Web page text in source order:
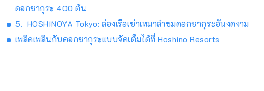
ดอกซากุระ 400 ต้น
5. HOSHINOYA Tokyo: ล่องเรือเช่าเหมาลำชมดอกซากุระอันงดงาม
เพลิดเพลินกับดอกซากุระแบบจัดเต็มได้ที่ Hoshino Resorts